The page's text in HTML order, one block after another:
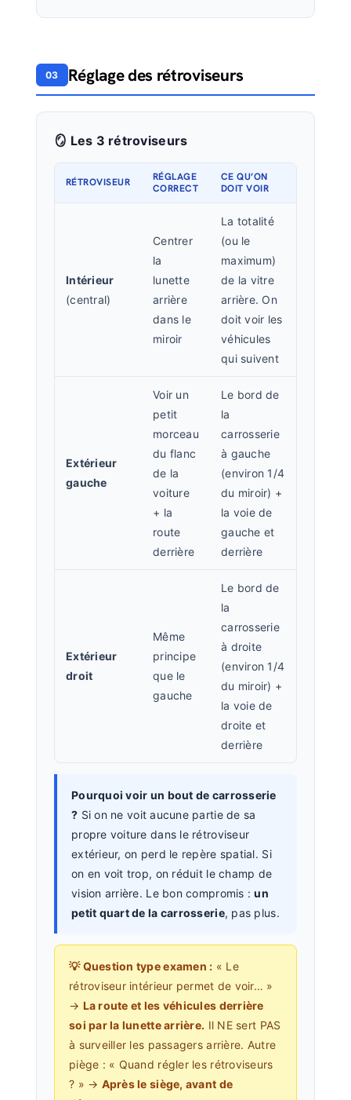
03 Réglage des rétroviseurs
🪞 Les 3 rétroviseurs
RÉTROVISEUR
RÉGLAGE
CORRECT
CE QU’ON
DOIT VOIR
Intérieur
(central)
Centrer
la
lunette
arrière
dans le
miroir
La totalité
(ou le
maximum)
de la vitre
arrière. On
doit voir les
véhicules
qui suivent
Extérieur
gauche
Voir un
petit
morceau
du flanc
de la
voiture
+ la
route
derrière
Le bord de
la
carrosserie
à gauche
(environ 1/4
du miroir) +
la voie de
gauche et
derrière
Extérieur
droit
Même
principe
que le
gauche
Le bord de
la
carrosserie
à droite
(environ 1/4
du miroir) +
la voie de
droite et
derrière
Pourquoi voir un bout de carrosserie
? Si on ne voit aucune partie de sa
propre voiture dans le rétroviseur
extérieur, on perd le repère spatial. Si
on en voit trop, on réduit le champ de
vision arrière. Le bon compromis :un
petit quart de la carrosserie, pas plus.
💡 Question type examen : « Le
rétroviseur intérieur permet de voir… »
→ La route et les véhicules derrière
soi par la lunette arrière. Il NE sert PAS
à surveiller les passagers arrière. Autre
piège : « Quand régler les rétroviseurs
? » → Après le siège, avant de